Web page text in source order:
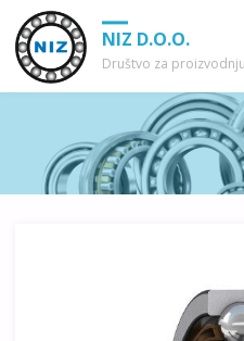
NIZ D.O.O.
Društvo za